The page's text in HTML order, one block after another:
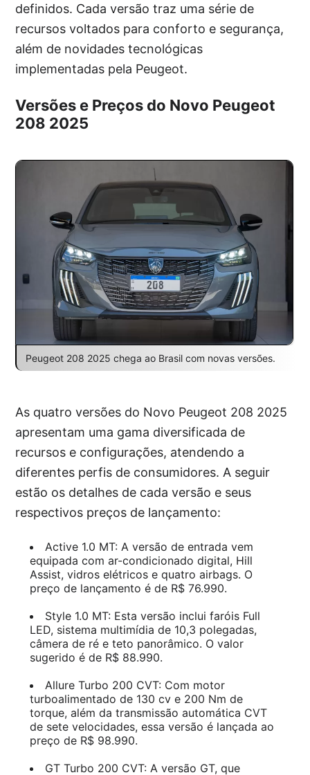
definidos. Cada versão traz uma série de
recursos voltados para conforto e segurança,
além de novidades tecnológicas
implementadas pela Peugeot.
Versões e Preços do Novo Peugeot
208 2025
Peugeot 208 2025 chega ao Brasil com novas versões.
As quatro versões do Novo Peugeot 208 2025
apresentam uma gama diversificada de
recursos e configurações, atendendo a
diferentes perfis de consumidores. A seguir
estão os detalhes de cada versão e seus
respectivos preços de lançamento:
Active 1.0 MT: A versão de entrada vem
equipada com ar-condicionado digital, Hill
Assist, vidros elétricos e quatro airbags. O
preço de lançamento é de R$ 76.990.
Style 1.0 MT: Esta versão inclui faróis Full
LED, sistema multimídia de 10,3 polegadas,
câmera de ré e teto panorâmico. O valor
sugerido é de R$ 88.990.
Allure Turbo 200 CVT: Com motor
turboalimentado de 130 cv e 200 Nm de
torque, além da transmissão automática CVT
de sete velocidades, essa versão é lançada ao
preço de R$ 98.990.
GT Turbo 200 CVT: A versão GT, que